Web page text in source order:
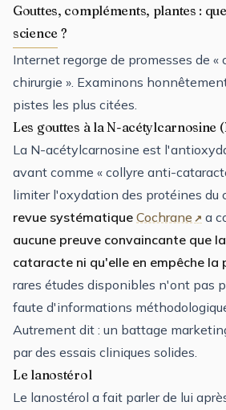
Gouttes, compléments, plantes :
science ?
Internet regorge de promesses de «
chirurgie ». Examinons
pistes les plus citées.
Les gouttes à la N-acétylcarnosine
La N-acétylcarnosine est
avant comme « collyre anti-
limiter l'oxydation des protéines du
revue systématique Cochrane
a
aucune preuve convaincante que la
cataracte ni qu'elle en empêche la
rares études disponibles n'ont pas
faute d'informations
Autrement dit : un battage
par des essais cliniques solides.
Le lanostérol
Le lanostérol a fait parler de lui